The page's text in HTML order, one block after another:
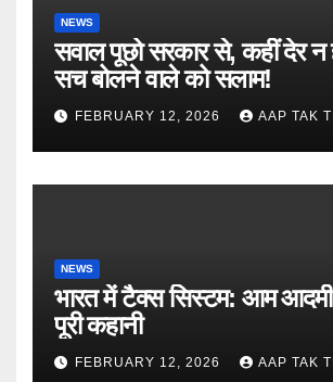
NEWS
सवाल पूछो सरकार से, कहीं देर
सच बोलने वाले को सलाम!
FEBRUARY 12, 2026 AAP TAK
NEWS
भारत में टैक्स सिस्टम: आम आदमी
पूरी कहानी
FEBRUARY 12, 2026 AAP TAK